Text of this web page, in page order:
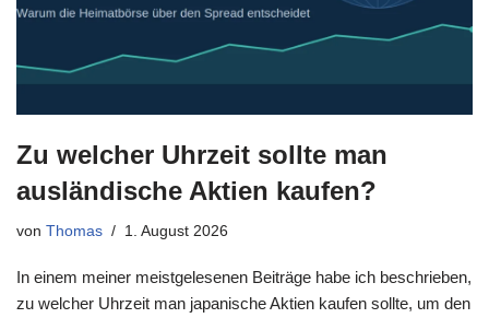
Zu welcher Uhrzeit sollte man
ausländische Aktien kaufen?
von Thomas 1. August 2026
In einem meiner meistgelesenen Beiträge habe ich beschrieben,
zu welcher Uhrzeit man japanische Aktien kaufen sollte, um den